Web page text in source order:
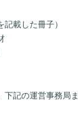
載した冊子）
下記の運営事務局